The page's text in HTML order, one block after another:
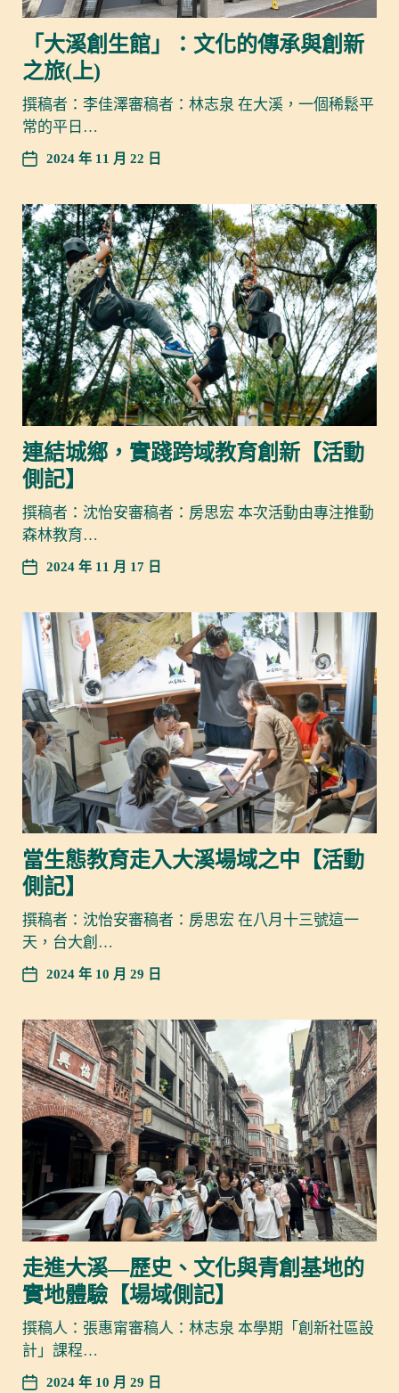
「大溪創生館」：文化的傳承與創新
之旅(上)
撰稿者：李佳澤審稿者：林志泉 在大溪，一個稀鬆平
常的平日…
2024 年 11 月 22 日
連結城鄉，實踐跨域教育創新【活動
側記】
撰稿者：沈怡安審稿者：房思宏 本次活動由專注推動
森林教育…
2024 年 11 月 17 日
當生態教育走入大溪場域之中【活動
側記】
撰稿者：沈怡安審稿者：房思宏 在八月十三號這一
天，台大創…
2024 年 10 月 29 日
走進大溪—歷史、文化與青創基地的
實地體驗【場域側記】
撰稿人：張惠甯審稿人：林志泉 本學期「創新社區設
計」課程…
2024 年 10 月 29 日